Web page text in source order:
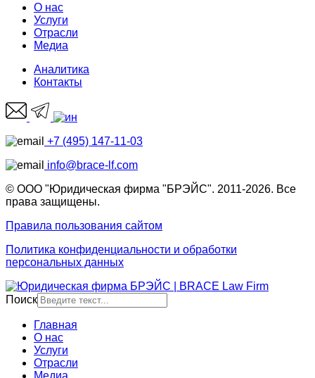
О нас
Услуги
Отрасли
Медиа
Аналитика
Контакты
+7 (495) 147-11-03
info@brace-lf.com
© ООО "Юридическая фирма "БРЭЙС". 2011-2026. Все
права защищены.
Правила пользования сайтом
Политика конфиденциальности и обработки
персональных данных
Поиск
Главная
О нас
Услуги
Отрасли
Медиа